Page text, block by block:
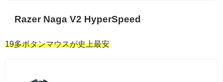
Razer Naga V2 HyperSpeed
19多ボタンマウスが史上最安